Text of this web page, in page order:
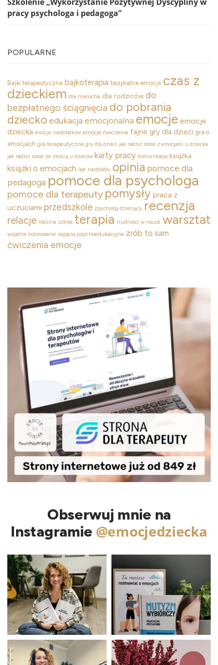
pracy psychologa i pedagoga”
POPULARNE
Bajki terapeutyczne bajkoterapia bezpłatne emocje czas z
dzieckiem dla malucha dla rodziców do
bezpłatnego ściągnięcia do pobrania
dziecko edukacja emocjonalna emocje emocje
dziecka emocje nastolatków emocje ćwiczenia fajne gry dla dzieci gra o
emocjach gra terapeutyczna gry dla dzieci jak radzić sobie z emocjami u dziecka
jak radzić sobie ze złością u dziecka karty pracy komunikacja książka
książki o emocjach lęk nastolatki opinia pomoce dla
pedagoga pomoce dla psychologa
pomoce dla terapeuty pomysły praca z
uczuciami przedszkole psycholog dziecięcy recenzja
relacje rodzina szkoła terapia trudności w nauce warsztat
wspólne kolorowanie zajęcia psychoedukacyjne zrób to sam
ćwiczenia emocje
Obserwuj mnie na
Instagramie @emocjedziecka